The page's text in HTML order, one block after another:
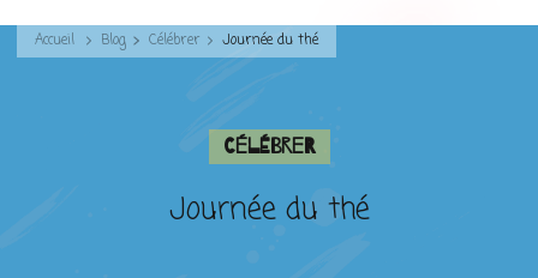
Accueil Blog Célébrer Journée du thé
Célébrer
Journée du thé